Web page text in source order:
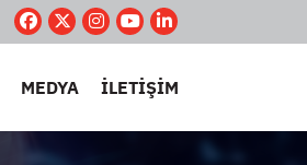
MEDYA İLETİŞİM